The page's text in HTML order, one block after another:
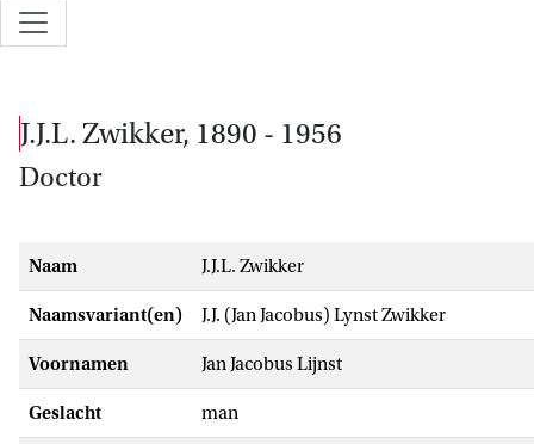
J.J.L. Zwikker, 1890 - 1956
Doctor
Naam J.J.L. Zwikker
Naamsvariant(en) J.J. (Jan Jacobus) Lynst Zwikker
Voornamen Jan Jacobus Lijnst
Geslacht man